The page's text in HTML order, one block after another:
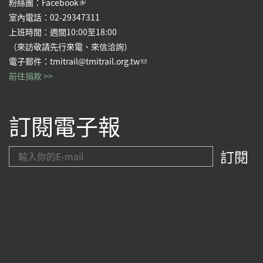
室內電話：02-29347311
上班時間：週間10:00至18:00
（來訪敬請先行來電、來信洽詢）
電子郵件： tmitrail@tmitrail.org.tw(link sends e-mail)
前往捐款 >>
訂閱電子報